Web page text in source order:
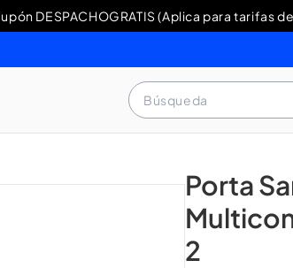
DESPACHOGRATIS (Aplica para tarifas
WhatsApp + 56 9 3460 4429 o al
Búsqueda
Porta
2